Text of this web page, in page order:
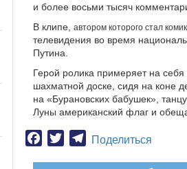
и более восьми тысяч
В клипе, автором которого стал
телевидения во время
Путина.
Герой ролика примеряет на
шахматной доске, сидя на коне
на «Бурановских бабушек»,
Луны американский флаг и
Facebook
TwitterTelegram
Поделиться